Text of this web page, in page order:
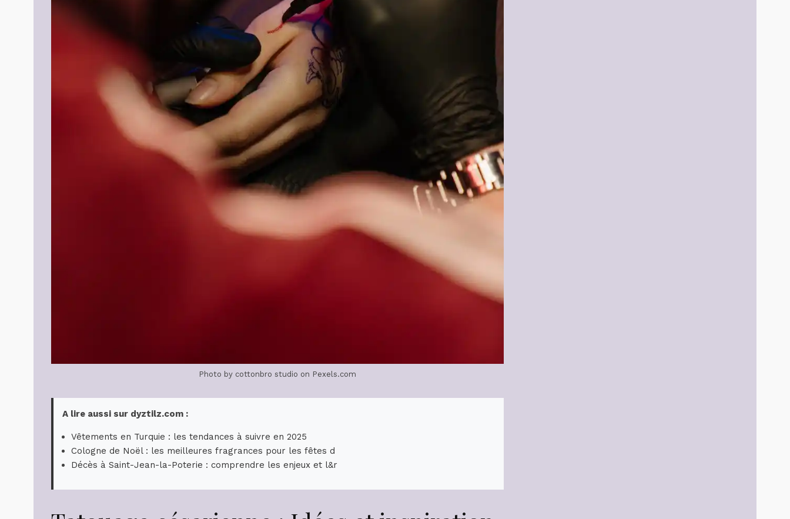
Photo by cottonbro studio on Pexels.com
A lire aussi sur dyztilz.com :
Vêtements en Turquie : les tendances à suivre en 2025
Cologne de Noël : les meilleures fragrances pour les fêtes d
Décès à Saint-Jean-la-Poterie : comprendre les enjeux et l&r